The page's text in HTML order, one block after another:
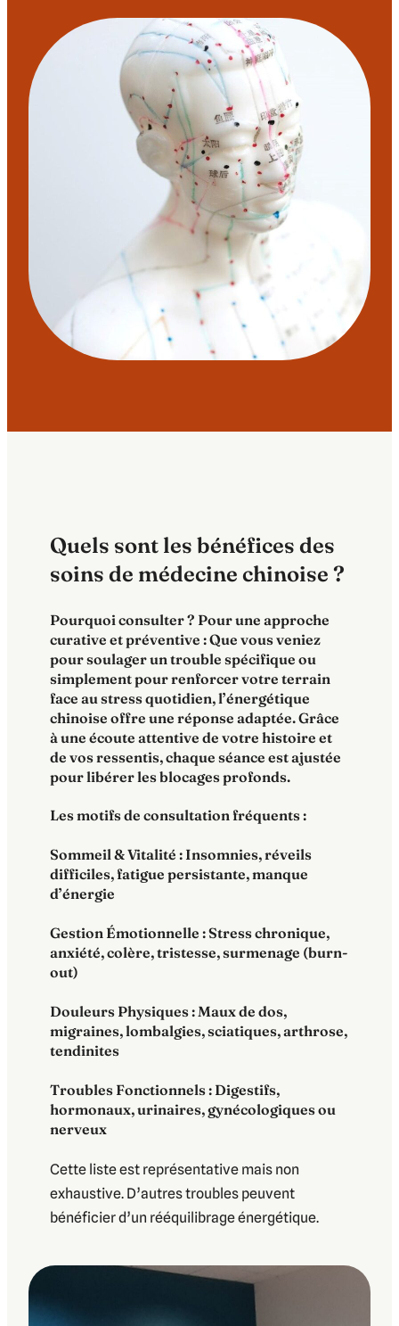
Quels sont les bénéfices des
soins de médecine chinoise ?
Pourquoi consulter ? Pour une approche
curative et préventive : Que vous veniez
pour soulager un trouble spécifique ou
simplement pour renforcer votre terrain
face au stress quotidien, l’énergétique
chinoise offre une réponse adaptée. Grâce
à une écoute attentive de votre histoire et
de vos ressentis, chaque séance est ajustée
pour libérer les blocages profonds.
Les motifs de consultation fréquents :
Sommeil & Vitalité : Insomnies, réveils
difficiles, fatigue persistante, manque
d’énergie
Gestion Émotionnelle : Stress chronique,
anxiété, colère, tristesse, surmenage (burn-
out)
Douleurs Physiques : Maux de dos,
migraines, lombalgies, sciatiques, arthrose,
tendinites
Troubles Fonctionnels : Digestifs,
hormonaux, urinaires, gynécologiques ou
nerveux
Cette liste est représentative mais non
exhaustive. D’autres troubles peuvent
bénéficier d’un rééquilibrage énergétique.